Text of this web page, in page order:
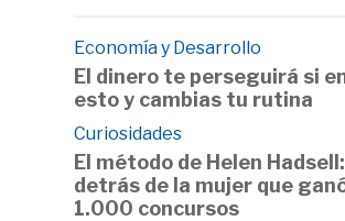
Economía y Desarrollo
El dinero te perseguirá si
esto y cambias tu rutina
Curiosidades
El método de Helen
detrás de la mujer que
1.000 concursos